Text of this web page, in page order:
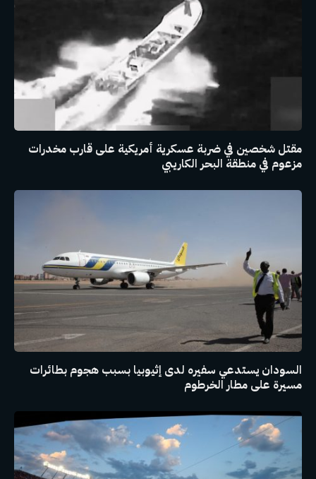
مقتل شخصين في ضربة عسكرية أمريكية على قارب مخدرات
مزعوم في منطقة البحر الكاريبي
السودان يستدعي سفيره لدى إثيوبيا بسبب هجوم بطائرات
مسيرة على مطار الخرطوم